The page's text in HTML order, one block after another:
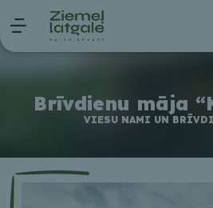
Brīvdienu māja
VIESU NAMI UN